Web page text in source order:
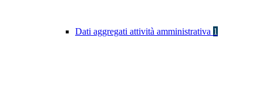
Dati aggregati attività amministrativa 1